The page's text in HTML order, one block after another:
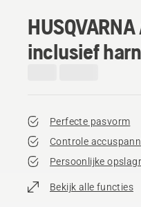
inclusief
Perfecte pasvorm
Controle
Persoonlijke
Bekijk alle functies